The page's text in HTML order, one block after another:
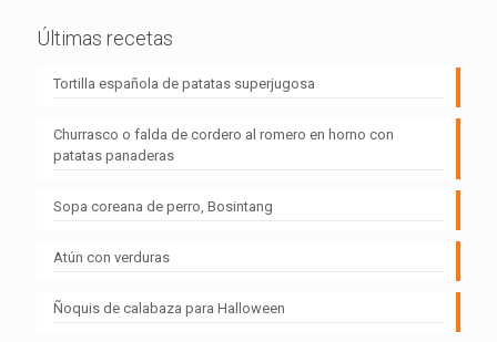
Últimas recetas
Tortilla española de patatas superjugosa
Churrasco o falda de cordero al romero en horno con
patatas panaderas
Sopa coreana de perro, Bosintang
Atún con verduras
Ñoquis de calabaza para Halloween